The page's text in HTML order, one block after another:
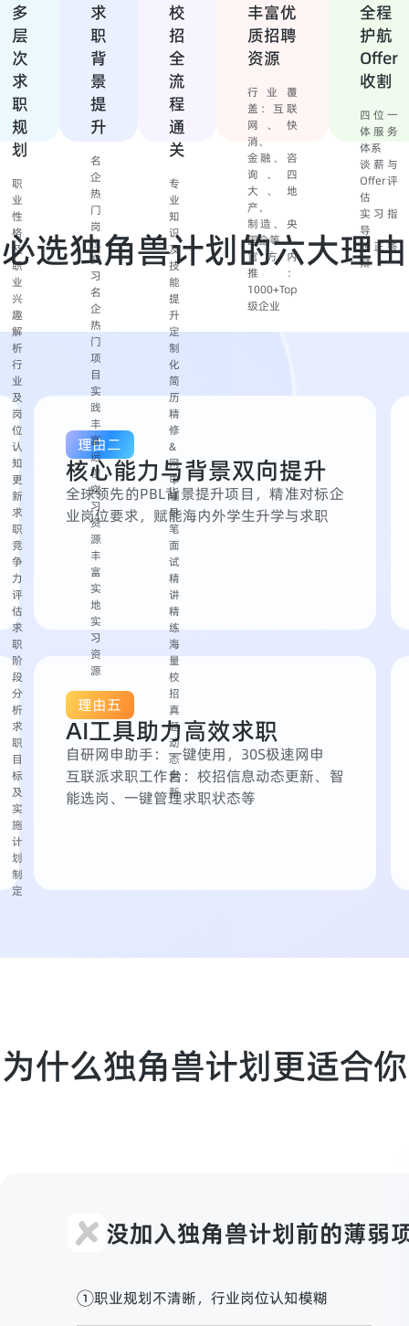
多
层
次
求
职
规
划
职
业
性
格
及
职
业
兴
趣
解
析
行
业
及
岗
位
认
知
更
新
求
职
竞
争
力
评
估
求
职
阶
段
分
析
求
职
目
标
及
实
施
计
划
制
定
求
职
背
景
提
升
名
企
热
门
岗
位
实
习
名
企
热
门
项
目
实
践
丰
富
远
程
实
习
资
源
丰
富
实
地
实
习
资
源
校
招
全
流
程
通
关
专
业
知
识
及
技
能
提
升
定
制
化
简
历
精
修
&
网
申
辅
导
笔
面
试
精
讲
精
练
海
量
校
招
真
题
动
态
更
新
丰富优
质招聘
资源
行业覆
盖：互联
网、快
消、
金融、咨
询、四
大、地
产、
制造、央
国企等
官方内
推：
1000+Top
级企业
全程
护航
Offer
收割
四位一
体服务
体系
谈薪与
Offer评
估
实习指
导
转正答
辩
必选独角兽计划的六大理由
理由二
核心能力与背景双向提升
全球领先的PBL背景提升项目，精准对标企
业岗位要求，赋能海内外学生升学与求职
理由五
AI工具助力高效求职
自研网申助手： 一键使用，30S极速网申
互联派求职工作台： 校招信息动态更新、智
能选岗、一键管理求职状态等
为什么独角兽计划更适合你
没加入独角兽计划前的薄弱
职业规划不清晰，行业岗位认知模糊